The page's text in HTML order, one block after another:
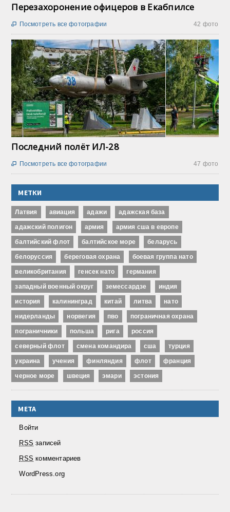
Перезахоронение офицеров в Екабпилсе
42 фото
 Посмотреть все фотографии
Последний полёт ИЛ-28
47 фото
 Посмотреть все фотографии
МЕТКИ
Латвия авиация адажи адажская база
адажский полигон армия армия сша в европе
балтийский флот балтийское море беларусь
белоруссия береговая охрана боевая группа нато
великобритания генсек нато германия
западный военный округ земессардзе индия
история калининград китай литва нато
нидерланды норвегия пво пограничная охрана
пограничники польша рига россия
северный флот смена командира сша турция
украина учения финляндия флот франция
черное море швеция эмари эстония
МЕТА
Войти
RSS записей
RSS комментариев
WordPress.org